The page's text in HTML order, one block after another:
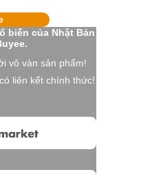
biến của Nhật Bản
vô vàn sản phẩm!
liên kết chính thức!